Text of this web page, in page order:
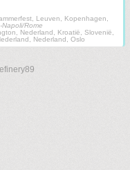
Leuven, Kopenhagen,
Rome
Nederland, Kroatië, Slovenië,
Nederland, Oslo